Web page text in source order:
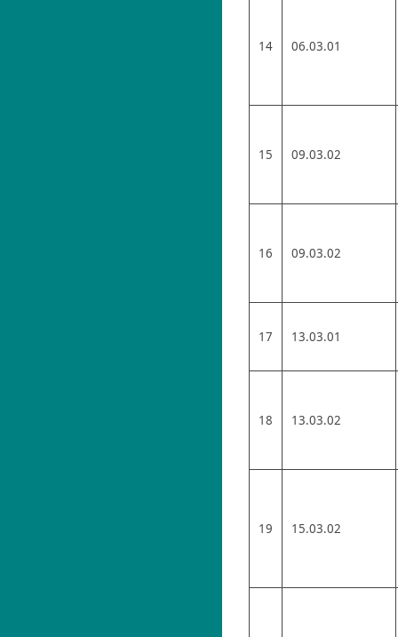
14 06.03.01
15 09.03.02
16 09.03.02
17 13.03.01
18 13.03.02
19 15.03.02